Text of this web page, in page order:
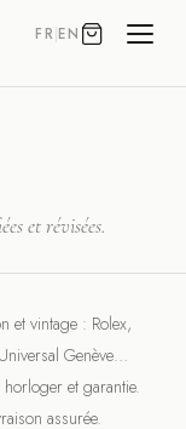
FR EN
et révisées.
et vintage : Rolex,
Genève…
et garantie.
assurée.